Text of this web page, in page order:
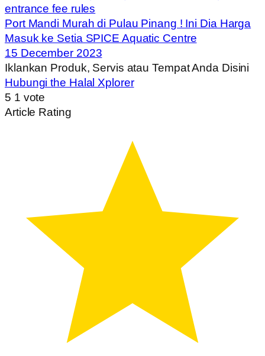
Port Mandi Murah di Pulau Pinang ! Ini Dia Harga
Masuk ke Setia SPICE Aquatic Centre
15 December 2023
Iklankan Produk, Servis atau Tempat Anda Disini
Hubungi the Halal Xplorer
5 1 vote
Article Rating